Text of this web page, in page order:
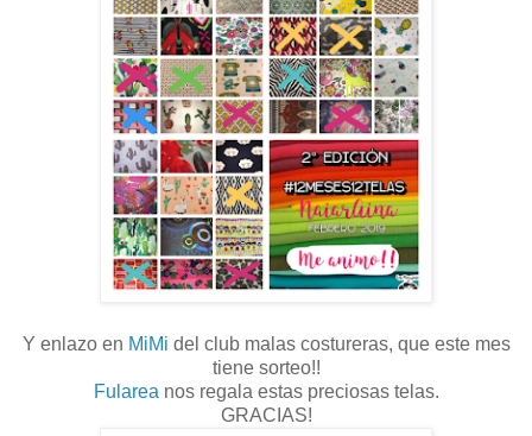
Y enlazo en MiMi del club malas costureras, que este mes
tiene sorteo!!
Fularea nos regala estas preciosas telas.
GRACIAS!